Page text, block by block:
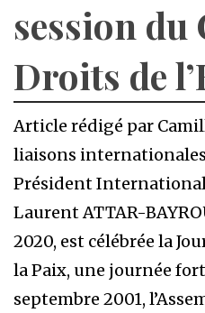
session du
Droits de
Article rédigé par
liaisons
Président International
Laurent ATTAR-
2020, est célébrée la
la Paix, une journée
septembre 2001,